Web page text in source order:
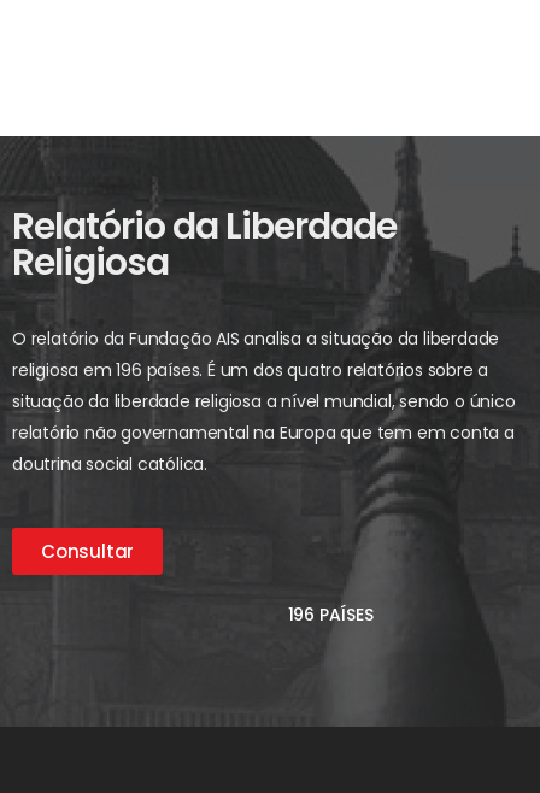
Relatório da Liberdade
Religiosa
O relatório da Fundação AIS analisa a situação da liberdade
religiosa em 196 países. É um dos quatro relatórios sobre a
situação da liberdade religiosa a nível mundial, sendo o único
relatório não governamental na Europa que tem em conta a
doutrina social católica.
Consultar
196 PAÍSES